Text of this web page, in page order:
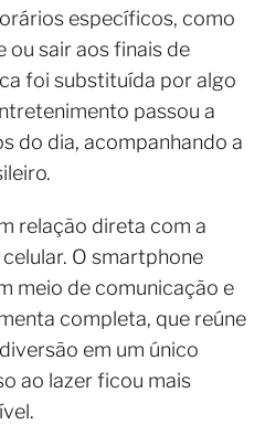
específicos, como
ou sair aos finais de
foi substituída por algo
passou a
do dia, acompanhando a
relação direta com a
O smartphone
meio de comunicação e
completa, que reúne
em um único
ao lazer ficou mais